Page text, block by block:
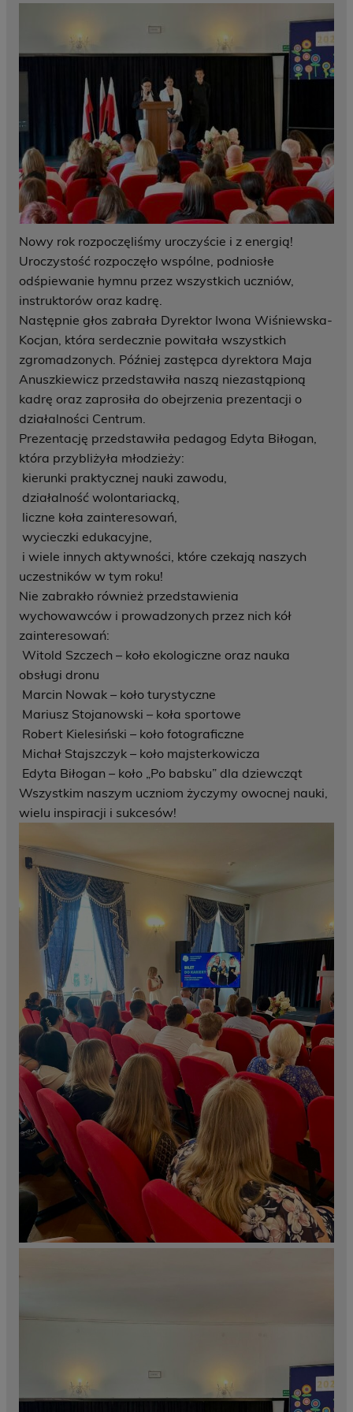
Nowy rok rozpoczęliśmy uroczyście i z energią!
Uroczystość rozpoczęło wspólne, podniosłe
odśpiewanie hymnu przez wszystkich uczniów,
instruktorów oraz kadrę.
Następnie głos zabrała Dyrektor Iwona Wiśniewska-
Kocjan, która serdecznie powitała wszystkich
zgromadzonych. Później zastępca dyrektora Maja
Anuszkiewicz przedstawiła naszą niezastąpioną
kadrę oraz zaprosiła do obejrzenia prezentacji o
działalności Centrum.
Prezentację przedstawiła pedagog Edyta Biłogan,
która przybliżyła młodzieży:
kierunki praktycznej nauki zawodu,
działalność wolontariacką,
liczne koła zainteresowań,
wycieczki edukacyjne,
i wiele innych aktywności, które czekają naszych
uczestników w tym roku!
Nie zabrakło również przedstawienia
wychowawców i prowadzonych przez nich kół
zainteresowań:
Witold Szczech – koło ekologiczne oraz nauka
obsługi dronu
Marcin Nowak – koło turystyczne
Mariusz Stojanowski – koła sportowe
Robert Kielesiński – koło fotograficzne
Michał Stajszczyk – koło majsterkowicza
Edyta Biłogan – koło „Po babsku” dla dziewcząt
Wszystkim naszym uczniom życzymy owocnej nauki,
wielu inspiracji i sukcesów!